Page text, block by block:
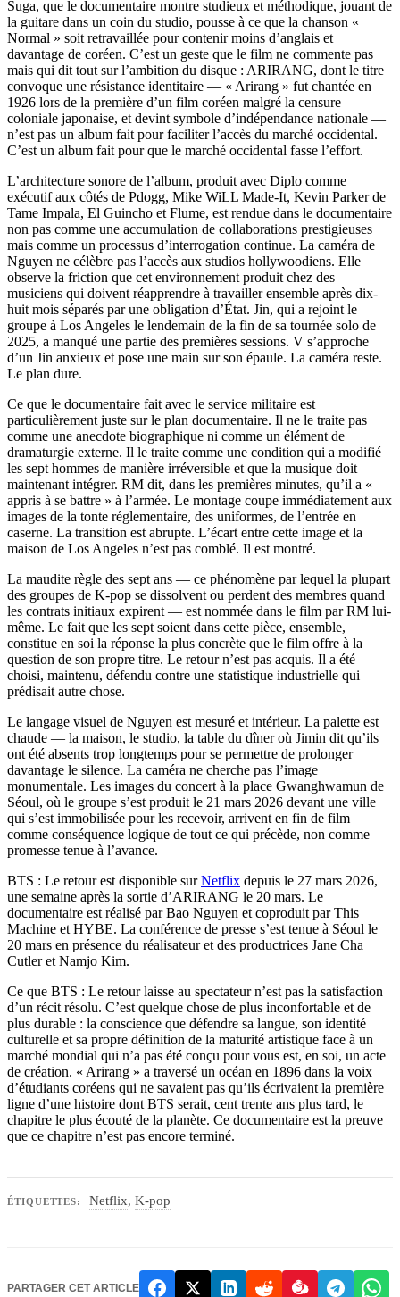
Suga, que le documentaire montre studieux et méthodique, jouant de
la guitare dans un coin du studio, pousse à ce que la chanson «
Normal » soit retravaillée pour contenir moins d’anglais et
davantage de coréen. C’est un geste que le film ne commente pas
mais qui dit tout sur l’ambition du disque : ARIRANG, dont le titre
convoque une résistance identitaire — « Arirang » fut chantée en
1926 lors de la première d’un film coréen malgré la censure
coloniale japonaise, et devint symbole d’indépendance nationale —
n’est pas un album fait pour faciliter l’accès du marché occidental.
C’est un album fait pour que le marché occidental fasse l’effort.
L’architecture sonore de l’album, produit avec Diplo comme
exécutif aux côtés de Pdogg, Mike WiLL Made-It, Kevin Parker de
Tame Impala, El Guincho et Flume, est rendue dans le documentaire
non pas comme une accumulation de collaborations prestigieuses
mais comme un processus d’interrogation continue. La caméra de
Nguyen ne célèbre pas l’accès aux studios hollywoodiens. Elle
observe la friction que cet environnement produit chez des
musiciens qui doivent réapprendre à travailler ensemble après dix-
huit mois séparés par une obligation d’État. Jin, qui a rejoint le
groupe à Los Angeles le lendemain de la fin de sa tournée solo de
2025, a manqué une partie des premières sessions. V s’approche
d’un Jin anxieux et pose une main sur son épaule. La caméra reste.
Le plan dure.
Ce que le documentaire fait avec le service militaire est
particulièrement juste sur le plan documentaire. Il ne le traite pas
comme une anecdote biographique ni comme un élément de
dramaturgie externe. Il le traite comme une condition qui a modifié
les sept hommes de manière irréversible et que la musique doit
maintenant intégrer. RM dit, dans les premières minutes, qu’il a «
appris à se battre » à l’armée. Le montage coupe immédiatement aux
images de la tonte réglementaire, des uniformes, de l’entrée en
caserne. La transition est abrupte. L’écart entre cette image et la
maison de Los Angeles n’est pas comblé. Il est montré.
La maudite règle des sept ans — ce phénomène par lequel la plupart
des groupes de K-pop se dissolvent ou perdent des membres quand
les contrats initiaux expirent — est nommée dans le film par RM lui-
même. Le fait que les sept soient dans cette pièce, ensemble,
constitue en soi la réponse la plus concrète que le film offre à la
question de son propre titre. Le retour n’est pas acquis. Il a été
choisi, maintenu, défendu contre une statistique industrielle qui
prédisait autre chose.
Le langage visuel de Nguyen est mesuré et intérieur. La palette est
chaude — la maison, le studio, la table du dîner où Jimin dit qu’ils
ont été absents trop longtemps pour se permettre de prolonger
davantage le silence. La caméra ne cherche pas l’image
monumentale. Les images du concert à la place Gwanghwamun de
Séoul, où le groupe s’est produit le 21 mars 2026 devant une ville
qui s’est immobilisée pour les recevoir, arrivent en fin de film
comme conséquence logique de tout ce qui précède, non comme
promesse tenue à l’avance.
BTS : Le retour est disponible surNetflix depuis le 27 mars 2026,
une semaine après la sortie d’ARIRANG le 20 mars. Le
documentaire est réalisé par Bao Nguyen et coproduit par This
Machine et HYBE. La conférence de presse s’est tenue à Séoul le
20 mars en présence du réalisateur et des productrices Jane Cha
Cutler et Namjo Kim.
Ce que BTS : Le retour laisse au spectateur n’est pas la satisfaction
d’un récit résolu. C’est quelque chose de plus inconfortable et de
plus durable : la conscience que défendre sa langue, son identité
culturelle et sa propre définition de la maturité artistique face à un
marché mondial qui n’a pas été conçu pour vous est, en soi, un acte
de création. « Arirang » a traversé un océan en 1896 dans la voix
d’étudiants coréens qui ne savaient pas qu’ils écrivaient la première
ligne d’une histoire dont BTS serait, cent trente ans plus tard, le
chapitre le plus écouté de la planète. Ce documentaire est la preuve
que ce chapitre n’est pas encore terminé.
ÉTIQUETTES: Netflix, K-pop
PARTAGER CET ARTICLE